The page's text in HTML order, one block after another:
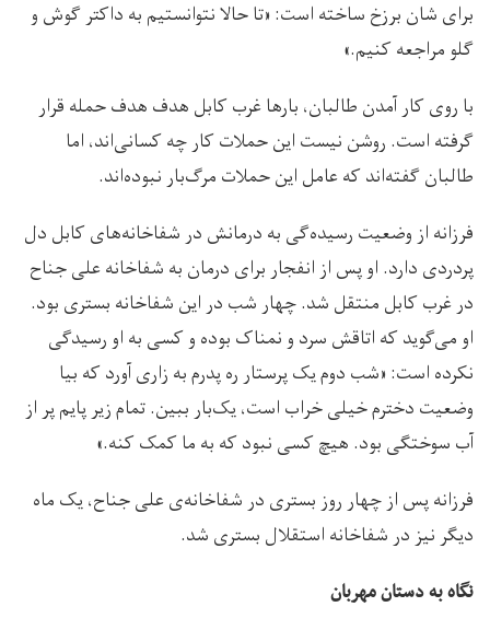
برای شان برزخ ساخته است: «تا حالا نتوانستیم به داکتر گوش و
گلو مراجعه کنیم.»
با روی کار آمدن طالبان، بارها غرب کابل هدف هدف حمله قرار
گرفته است. روشن نیست این حملات کار چه کسانی‌اند، اما
طالبان گفته‌اند که عامل این حملات مرگ‌بار نبوده‌اند.
فرزانه از وضعیت رسیده‌گی به درمانش در شفاخانه‌های کابل دل
پردردی دارد. او پس از انفجار برای درمان به شفاخانه علی‌ جناح
در غرب کابل منتقل شد. چهار شب در این شفاخانه بستری بود.
او می‌گوید که اتاقش سرد و نمناک بوده و کسی به او رسیدگی
نکرده است: «شب دوم یک پرستار ره پدرم به زاری آورد که بیا
وضعیت دخترم خیلی خراب است، یک‌بار ببین. تمام زیر پایم پر از
آب سوختگی بود. هیچ کسی نبود که به ما کمک کنه.»
فرزانه پس از چهار روز بستری در شفاخانه‌ی علی جناح، یک ماه
دیگر نیز در شفاخانه استقلال بستری شد.
نگاه به دستان مهربان